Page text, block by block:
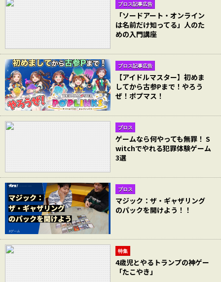
ブロス記事広告
「ソードアート・オンライン
は名前だけ知ってる」人のた
めの入門講座
ブロス記事広告
【アイドルマスター】初めま
してから古参Pまで！やろう
ぜ！ポプマス！
ブロス
ゲームなら何やっても無罪！ S
witchでやれる犯罪体験ゲーム
3選
ブロス
マジック：ザ・ギャザリング
のパックを開けよう！！
特集
4歳児とやるトランプの神ゲー
「たこやき」